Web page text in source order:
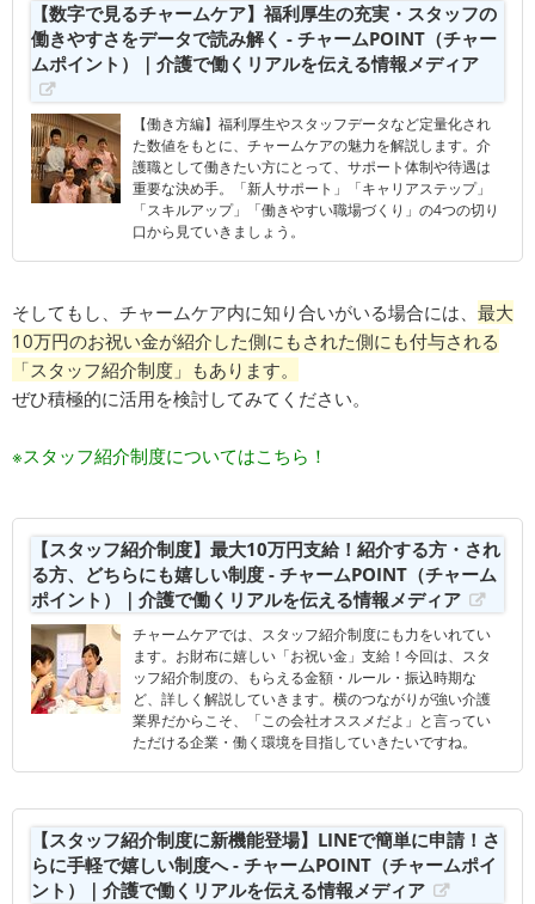
【数字で見るチャームケア】福利厚生の充実・スタッフの
働きやすさをデータで読み解く - チャームPOINT（チャー
ムポイント）｜介護で働くリアルを伝える情報メディア
【働き方編】福利厚生やスタッフデータなど定量化され
た数値をもとに、チャームケアの魅力を解説します。介
護職として働きたい方にとって、サポート体制や待遇は
重要な決め手。「新人サポート」「キャリアステップ」
「スキルアップ」「働きやすい職場づくり」の4つの切り
口から見ていきましょう。
そしてもし、チャームケア内に知り合いがいる場合には、 最大
10万円のお祝い金が紹介した側にもされた側にも付与される
「スタッフ紹介制度」もあります。
ぜひ積極的に活用を検討してみてください。
※スタッフ紹介制度についてはこちら！
【スタッフ紹介制度】最大10万円支給！紹介する方・され
る方、どちらにも嬉しい制度 - チャームPOINT（チャーム
ポイント）｜介護で働くリアルを伝える情報メディア
チャームケアでは、スタッフ紹介制度にも力をいれてい
ます。お財布に嬉しい「お祝い金」支給！今回は、スタ
ッフ紹介制度の、もらえる金額・ルール・振込時期な
ど、詳しく解説していきます。横のつながりが強い介護
業界だからこそ、「この会社オススメだよ」と言ってい
ただける企業・働く環境を目指していきたいですね。
【スタッフ紹介制度に新機能登場】LINEで簡単に申請！さ
らに手軽で嬉しい制度へ - チャームPOINT（チャームポイ
ント）｜介護で働くリアルを伝える情報メディア